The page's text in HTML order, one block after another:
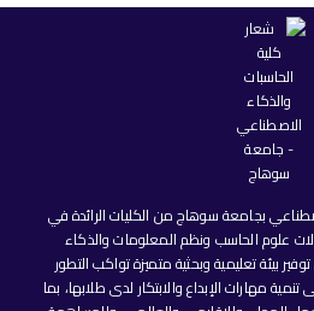
بجامعة سوهاج من الكليات الرائدة في
علوم الحاسب ونظم المعلومات والذكاء
بيئة تعليمية وبحثية متميزة تواكب التطور
مهارات الإبداع والابتكار لدى طلابها، بما